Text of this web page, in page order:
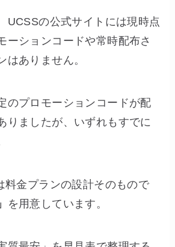
UCSSの公式サイトには現時点
ーションコードや常時配布さ
はありません。
のプロモーションコードが配
りましたが、いずれもすでに
料金プランの設計そのもので
を用意しています。